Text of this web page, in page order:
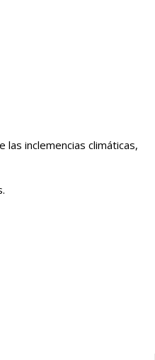
inclemencias climáticas,